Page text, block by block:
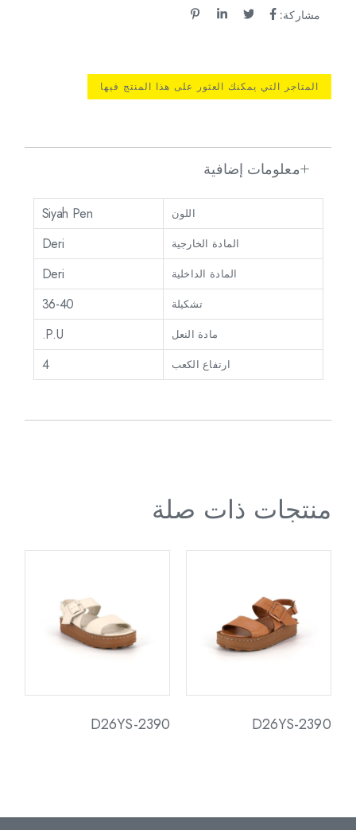
مشاركة:
المتاجر التي يمكنك العثور على هذا المنتج فيها
معلومات إضافية
اللون Siyah Pen
المادة الخارجية Deri
المادة الداخلية Deri
تشكيلة 36-40
مادة النعل P.U.
ارتفاع الكعب 4
منتجات ذات صلة
D26YS-2390
D26YS-2390